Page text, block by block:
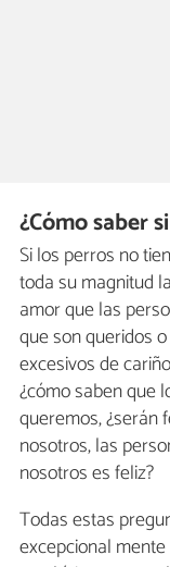
¿Cómo saber
Si los perros no
toda su magnitud
amor que las
que son queridos
excesivos de
¿cómo saben que
queremos, ¿serán
nosotros, las
nosotros es feliz?
Todas estas
excepcional